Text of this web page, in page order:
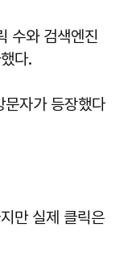
수와 검색엔진
다.
자가 등장했다
만 실제 클릭은